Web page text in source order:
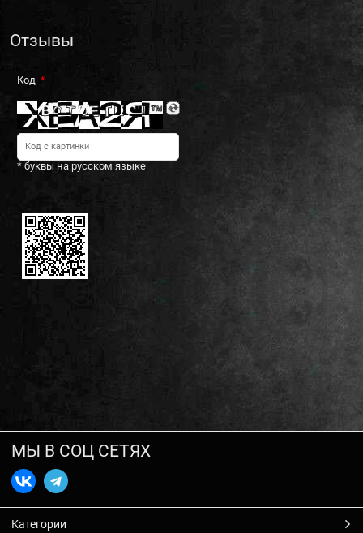
Отзывы
Код
* буквы на русском языке
МЫ В СОЦ СЕТЯХ
Категории